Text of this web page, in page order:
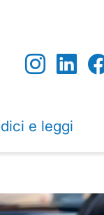
e leggi